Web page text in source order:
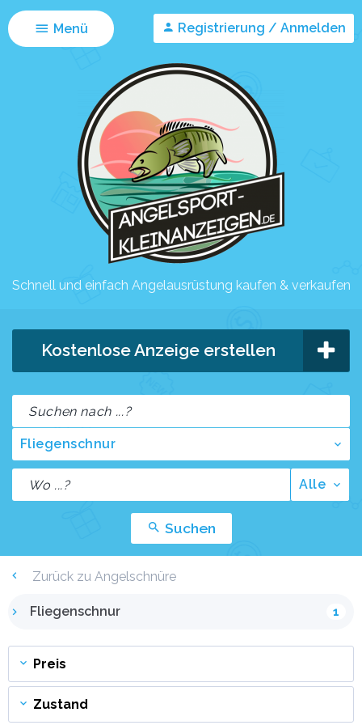
Menü Registrierung / Anmelden
Schnell und einfach Angelausrüstung kaufen & verkaufen
Kostenlose Anzeige erstellen
Fliegenschnur
Alle
Suchen
Zurück zu Angelschnüre
Fliegenschnur 1
Preis
Zustand